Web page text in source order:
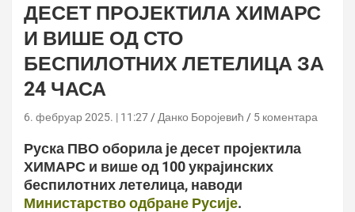
ДЕСЕТ ПРОЈЕКТИЛА ХИМАРС
И ВИШЕ ОД СТО
БЕСПИЛОТНИХ ЛЕТЕЛИЦА ЗА
24 ЧАСА
6. фебруар 2025. | 11:27 Данко Боројевић 5 коментара
Руска ПВО оборила је десет пројектила
ХИМАРС и више од 100 украјинских
беспилотних летелица, наводи
Министарство одбране Русије.